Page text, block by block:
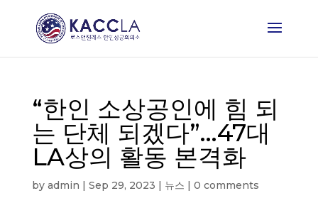
“한인 소상공인에 힘 되
는 단체 되겠다”…47대
LA상의 활동 본격화
by admin | Sep 29, 2023 | 뉴스 | 0 comments